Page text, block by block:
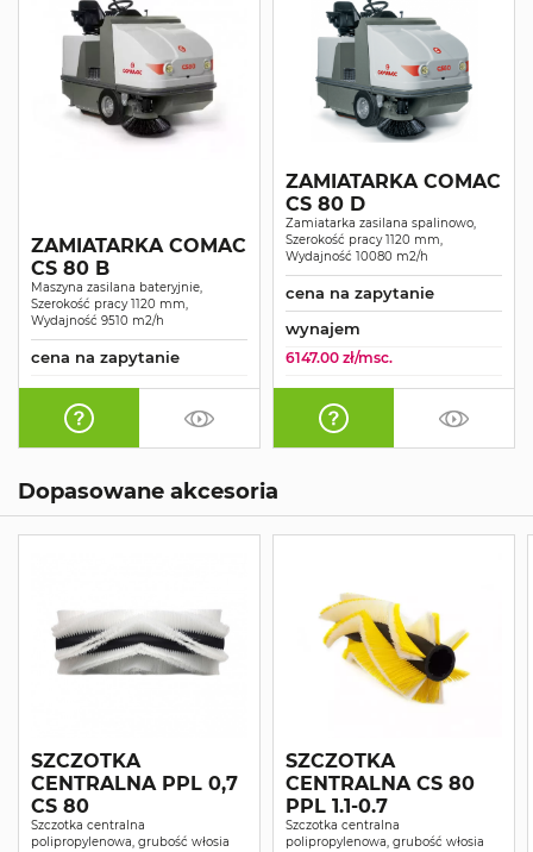
ZAMIATARKA COMAC
CS 80 B
Maszyna zasilana bateryjnie,
Szerokość pracy 1120 mm,
Wydajność 9510 m2/h
cena na zapytanie
ZAMIATARKA COMAC
CS 80 D
Zamiatarka zasilana spalinowo,
Szerokość pracy 1120 mm,
Wydajność 10080 m2/h
cena na zapytanie
wynajem
6147.00 zł/msc.
Dopasowane akcesoria
SZCZOTKA
CENTRALNA PPL 0,7
CS 80
Szczotka centralna
polipropylenowa, grubość włosia
SZCZOTKA
CENTRALNA CS 80
PPL 1.1-0.7
Szczotka centralna
polipropylenowa, grubość włosia